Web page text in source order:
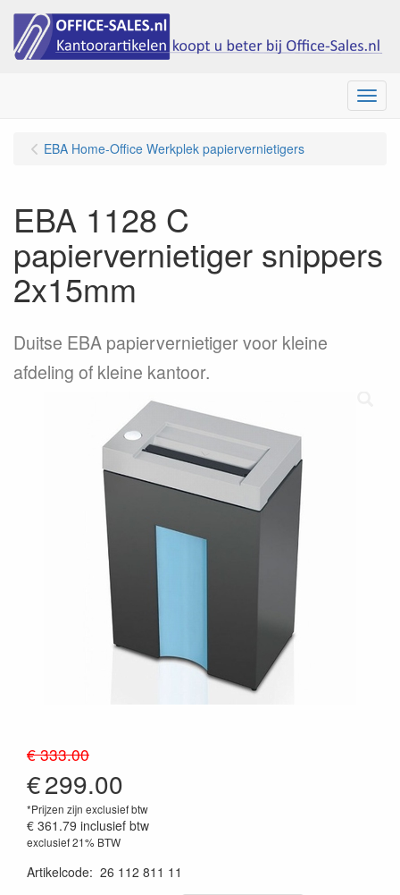
Menu
EBA Home-Office Werkplek papiervernietigers
EBA 1128 C
papiervernietiger snippers
2x15mm
Duitse EBA papiervernietiger voor kleine
afdeling of kleine kantoor.
€ 333.00
€299.00
*Prijzen zijn exclusief btw
€ 361.79 inclusief btw
exclusief 21% BTW
Artikelcode: 26 112 811 11